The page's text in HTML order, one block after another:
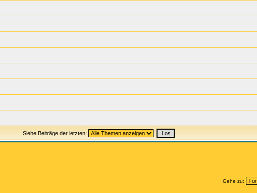
Siehe Beiträge der letzten:
Gehe zu: